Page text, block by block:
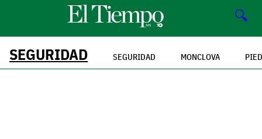
🔍
SEGURIDAD SEGURIDAD MONCLOVA